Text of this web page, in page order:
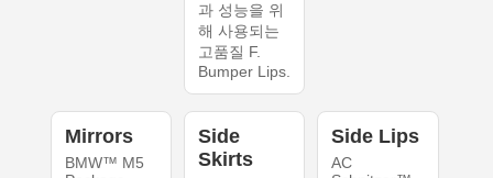
과 성능을 위
해 사용되는
고품질 F.
Bumper Lips.
Mirrors
BMW™ M5
Side
Skirts
Side Lips
AC